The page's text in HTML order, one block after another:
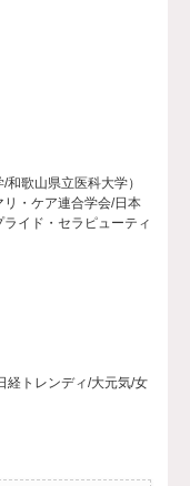
歌山県立医科大学）
・ケア連合学会/日本
イド・セラピューティ
経トレンディ/大元気/女